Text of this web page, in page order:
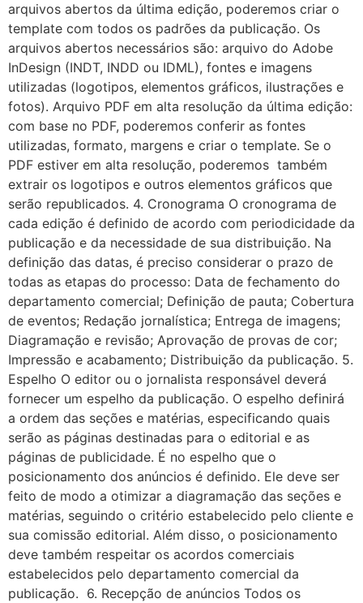
arquivos abertos da última edição, poderemos criar o
template com todos os padrões da publicação. Os
arquivos abertos necessários são: arquivo do Adobe
InDesign (INDT, INDD ou IDML), fontes e imagens
utilizadas (logotipos, elementos gráficos, ilustrações e
fotos). Arquivo PDF em alta resolução da última edição:
com base no PDF, poderemos conferir as fontes
utilizadas, formato, margens e criar o template. Se o
PDF estiver em alta resolução, poderemos também
extrair os logotipos e outros elementos gráficos que
serão republicados. 4. Cronograma O cronograma de
cada edição é definido de acordo com periodicidade da
publicação e da necessidade de sua distribuição. Na
definição das datas, é preciso considerar o prazo de
todas as etapas do processo: Data de fechamento do
departamento comercial; Definição de pauta; Cobertura
de eventos; Redação jornalística; Entrega de imagens;
Diagramação e revisão; Aprovação de provas de cor;
Impressão e acabamento; Distribuição da publicação. 5.
Espelho O editor ou o jornalista responsável deverá
fornecer um espelho da publicação. O espelho definirá
a ordem das seções e matérias, especificando quais
serão as páginas destinadas para o editorial e as
páginas de publicidade. É no espelho que o
posicionamento dos anúncios é definido. Ele deve ser
feito de modo a otimizar a diagramação das seções e
matérias, seguindo o critério estabelecido pelo cliente e
sua comissão editorial. Além disso, o posicionamento
deve também respeitar os acordos comerciais
estabelecidos pelo departamento comercial da
publicação. 6. Recepção de anúncios Todos os